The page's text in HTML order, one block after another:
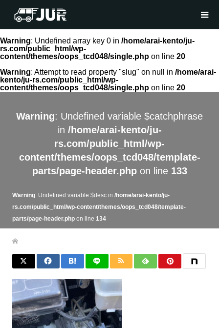
Warning: Undefined array key 0 in /home/arai-kento/ju-
rs.com/public_html/wp-
content/themes/oops_tcd048/single.php on line 20
Warning: Attempt to read property "slug" on null in /home/arai-
kento/ju-rs.com/public_html/wp-
content/themes/oops_tcd048/single.php on line 20
Warning: Undefined variable $catchphrase
in /home/arai-kento/ju-
rs.com/public_html/wp-
content/themes/oops_tcd048/template-
parts/page-header.phpon line 133
Warning: Undefined variable $desc in /home/arai-kento/ju-
rs.com/public_html/wp-content/themes/oops_tcd048/template-
parts/page-header.phpon line 134